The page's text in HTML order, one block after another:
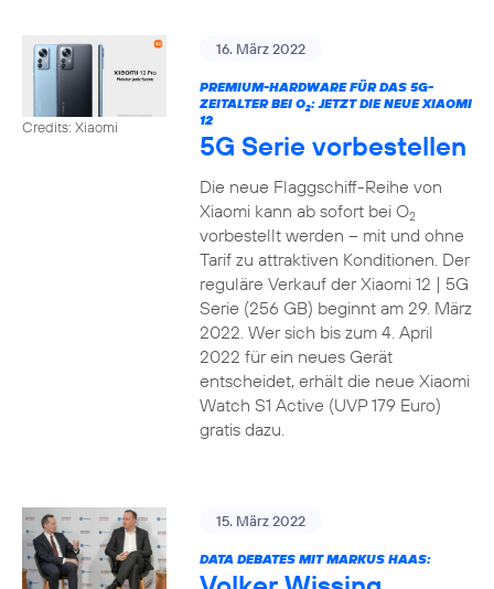
Credits: Xiaomi
16. März 2022
PREMIUM-HARDWARE FÜR DAS 5G-
ZEITALTER BEI O2: JETZT DIE NEUE XIAOMI
12
5G Serie vorbestellen
Die neue Flaggschiff-Reihe von
Xiaomi kann ab sofort bei O2
vorbestellt werden – mit und ohne
Tarif zu attraktiven Konditionen. Der
reguläre Verkauf der Xiaomi 12 | 5G
Serie (256 GB) beginnt am 29. März
2022. Wer sich bis zum 4. April
2022 für ein neues Gerät
entscheidet, erhält die neue Xiaomi
Watch S1 Active (UVP 179 Euro)
gratis dazu.
15. März 2022
DATA DEBATES MIT MARKUS HAAS: